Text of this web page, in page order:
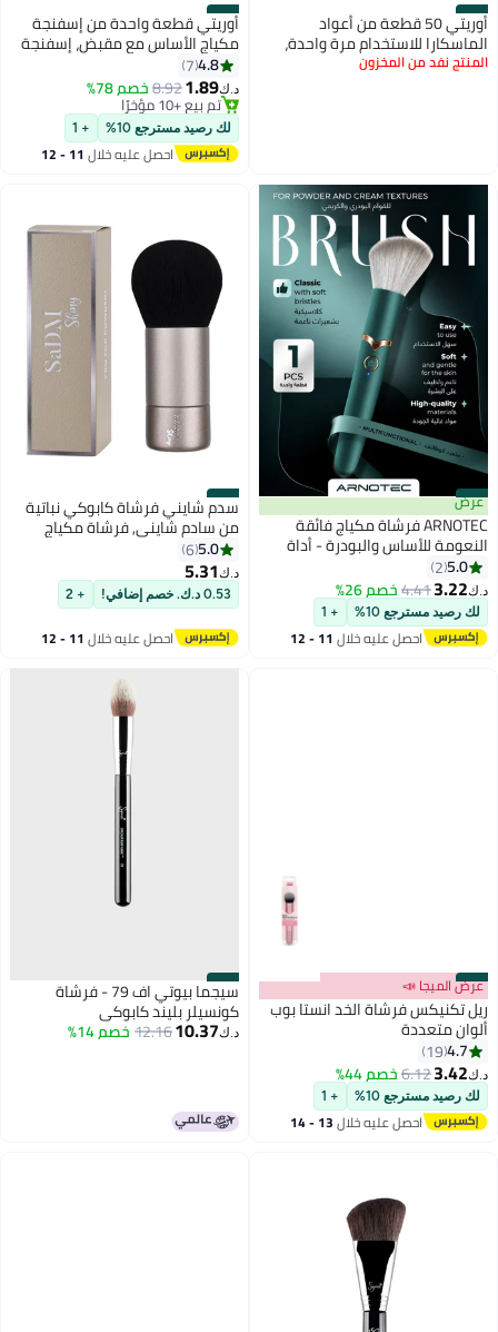
#33 أوريتي 50 قطعة من أعواد
الماسكارا للاستخدام مرة واحدة،
فرشاة توزيع الرموش، بكرات
المنتج نفد من المخزون
#34
أوريتي قطعة واحدة من إسفنجة
مكياج الأساس مع مقبض، إسفنجة
مكياج التجميل على شكل عصا
الفطر
4.8
7
د.ك‏1.89
8.92خصم 78%
تم بيع +10 مؤخرًا
تم بيع +10 مؤخرًا
لك رصيد مسترجع 10% + 1
احصل عليه خلال 11 - 12
#35
عرض
ARNOTEC فرشاة مكياج فائقة
النعومة للأساس والبودرة - أداة
تجميل محمولة لتغطية ناعمة
ومتساوية
5.0
2
د.ك‏3.22
4.41خصم 26%
لك رصيد مسترجع 10% + 1
احصل عليه خلال 11 - 12
#36
سدم شايني فرشاة كابوكي نباتية
من سادم شايني, فرشاة مكياج
احترافية لتطبيق البودرة والكريم
بشكل مثالي
5.0
6
د.ك‏5.31
0.53 د.ك. خصم إضافي! + 2
احصل عليه خلال 11 - 12
#37
عرض الميجا 📣
ريل تكنيكس فرشاة الخد انستا بوب
ألوان متعددة
4.7
19
د.ك‏3.42
6.12خصم 44%
لك رصيد مسترجع 10% + 1
احصل عليه خلال 13 - 14
اغسطس
#38 سيجما بيوتي اف 79 - فرشاة
كونسيلر بليند كابوكي
د.ك‏10.37
12.16خصم 14%